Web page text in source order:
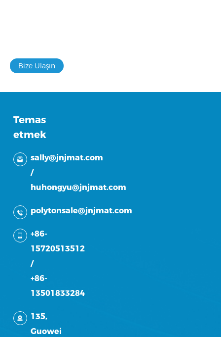
Bize Ulaşın
Temas
etmek
sally@jnjmat.com
/
huhongyu@jnjmat.com
polytonsale@jnjmat.com
+86-
15720513512
/
+86-
13501833284
135,
Guowei